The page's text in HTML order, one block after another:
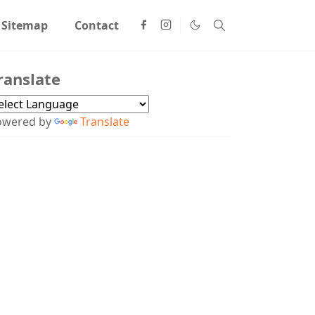
Sitemap Contact
by Translate